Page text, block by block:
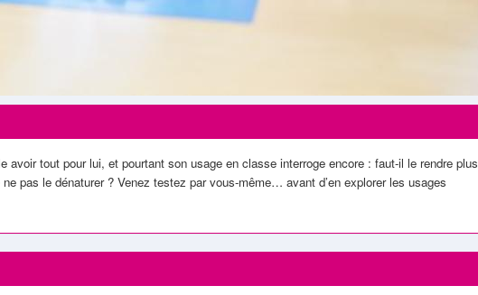
tout pour lui, et pourtant son usage en classe interroge encore : faut-il le rendre plus
pas le dénaturer ? Venez testez par vous-même… avant d’en explorer les usages